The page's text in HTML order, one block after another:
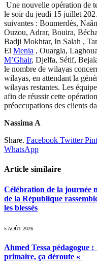
Une nouvelle opération de
le soir du jeudi 15 juillet
suivantes : Boumerdès,
Ouzou, Adrar, Bouira,
Badji Mokhtar, In Salah ,
El Menia , Ouargla,
M’Ghair, Djelfa, Sétif,
le nombre de wilayas
wilayas, en attendant la
wilayas restantes. Les
afin de réussir cette
préoccupations des clients
Nassima A
Share. Facebook Twitter
WhatsApp
Article similaire
Célébration de la journée
de la République
les blessés
5 AOÛT 2026
Ahmed Tessa pédagogue
primaire, ça déroute «